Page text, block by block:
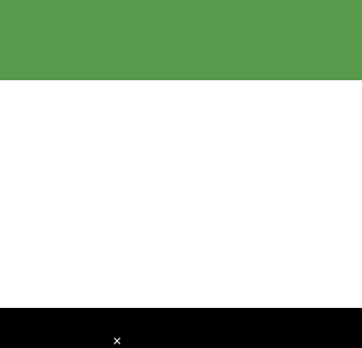
prosegue anche in estate
×